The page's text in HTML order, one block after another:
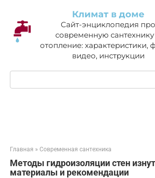
контенту
Климат в доме
Сайт-энциклопедия про
современную
отопление: характеристики,
видео, инструкции
Поиск:
Главная » Современная сантехника
Методы гидроизоляции стен
материалы и рекомендации